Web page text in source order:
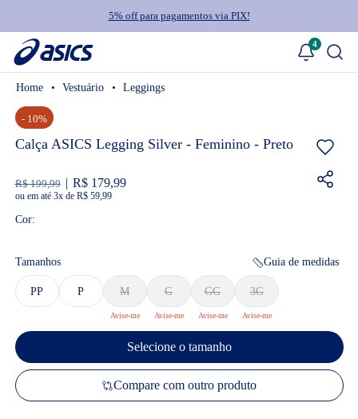
5% off para pagamentos via PIX!
4
Vestuário Leggings
- 10%
Calça ASICS Legging Silver - Feminino - Preto
R$ 199,99 R$ 179,99
ou 3xde R$ 59,99
Cor:
Tamanhos Guia de medidas
PP P M G GG 3G
Selecione o tamanho
Compare com outro produto